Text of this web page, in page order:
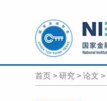
首页 > 研究 > 论文 >